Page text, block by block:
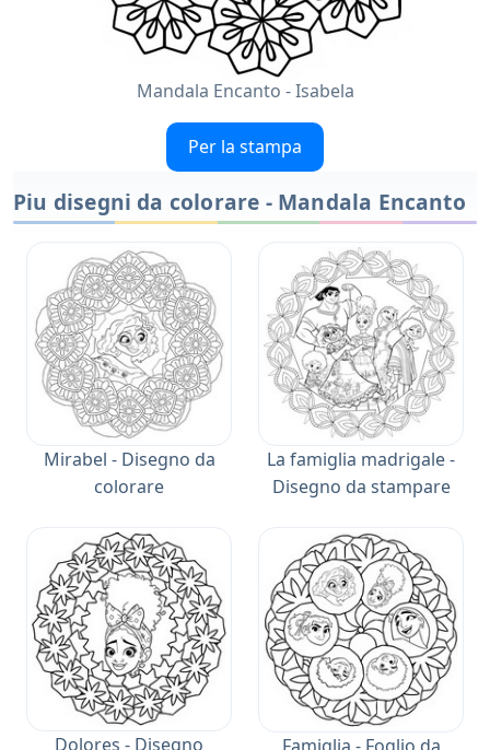
Mandala Encanto - Isabela
Per la stampa
Piu disegni da colorare - Mandala Encanto
Mirabel - Disegno da
colorare
La famiglia madrigale -
Disegno da stampare
Dolores - Disegno Famiglia - Foglio da